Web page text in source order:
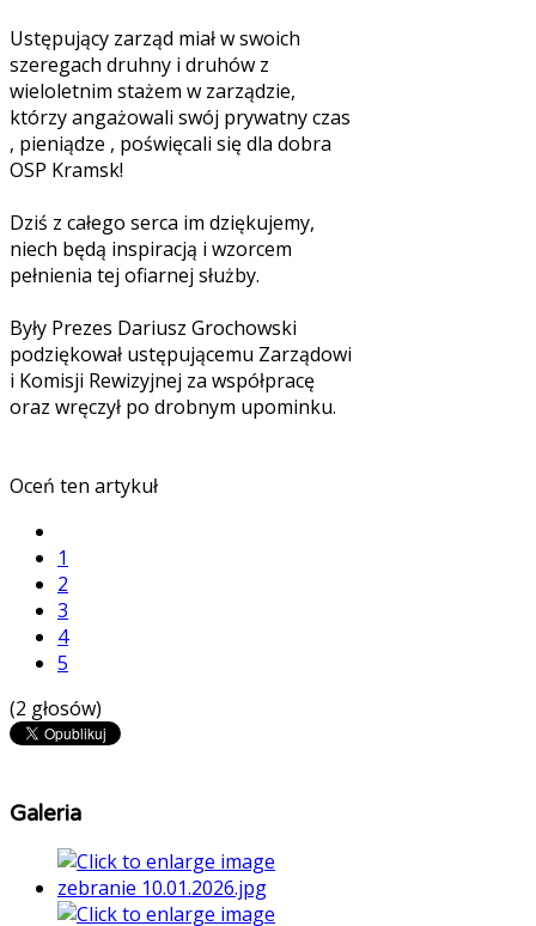
Ustępujący zarząd miał w swoich
szeregach druhny i druhów z
wieloletnim stażem w zarządzie,
którzy angażowali swój prywatny czas
, pieniądze , poświęcali się dla dobra
OSP Kramsk!
Dziś z całego serca im dziękujemy,
niech będą inspiracją i wzorcem
pełnienia tej ofiarnej służby.
Były Prezes Dariusz Grochowski
podziękował ustępującemu Zarządowi
i Komisji Rewizyjnej za współpracę
oraz wręczył po drobnym upominku.
Oceń ten artykuł
1
2
3
4
5
(2 głosów)
Galeria